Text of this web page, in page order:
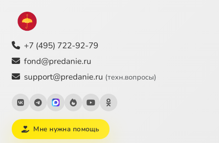
+7 (495) 722-92-79
fond@predanie.ru
support@predanie.ru (техн.вопросы)
Мне нужна помощь